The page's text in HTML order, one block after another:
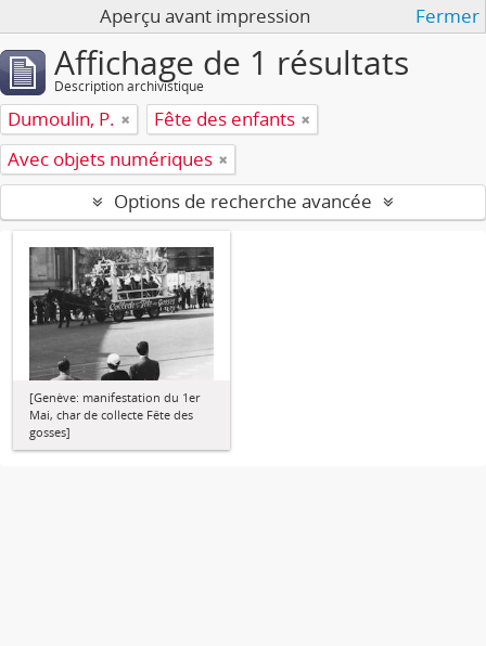
Aperçu avant impression Fermer
Affichage de 1 résultats
Description archivistique
Dumoulin, P.
Fête des enfants
Avec objets numériques
Options de recherche avancée
[Genève: manifestation du 1er
Mai, char de collecte Fête des
gosses]